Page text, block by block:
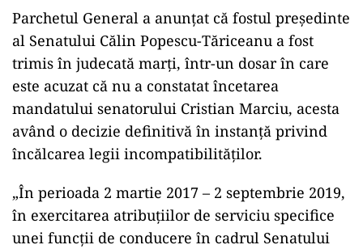
Parchetul General a anunțat că fostul preşedinte
al Senatului Călin Popescu-Tăriceanu a fost
trimis în judecată marţi, într-un dosar în care
este acuzat că nu a constatat încetarea
mandatului senatorului Cristian Marciu, acesta
având o decizie definitivă în instanţă privind
încălcarea legii incompatibilităţilor.
„În perioada 2 martie 2017 – 2 septembrie 2019,
în exercitarea atribuțiilor de serviciu specifice
unei funcţii de conducere în cadrul Senatului